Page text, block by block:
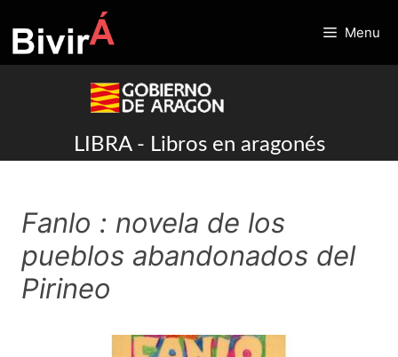
to
content
Menu
LIBRA - Libros en aragonés
Fanlo : novela de los
pueblos abandonados del
Pirineo